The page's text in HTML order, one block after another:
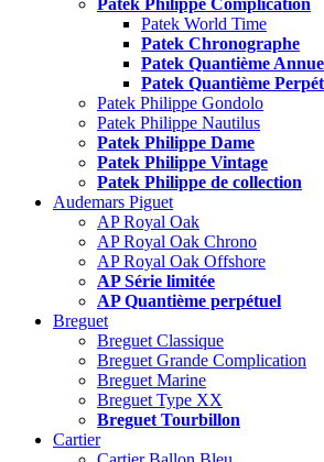
Patek Philippe Complication
Patek World Time
Patek Chronographe
Patek Quantième
Patek Quantième
Patek Philippe Gondolo
Patek Philippe Nautilus
Patek Philippe Dame
Patek Philippe Vintage
Patek Philippe de collection
Audemars Piguet
AP Royal Oak
AP Royal Oak Chrono
AP Royal Oak Offshore
AP Série limitée
AP Quantième perpétuel
Breguet
Breguet Classique
Breguet Grande Complication
Breguet Marine
Breguet Type XX
Breguet Tourbillon
Cartier